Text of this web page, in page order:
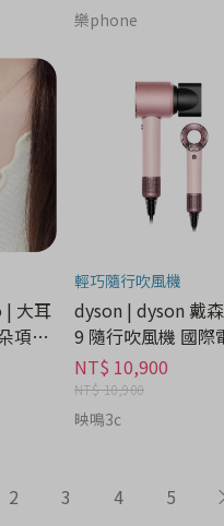
樂phone
大耳
項鍊
輕巧隨行吹風機
dyson | dyson 戴
9 隨行吹風機 國際
家電分期
NT$ 10,900
NT$ 10,900
映鳴3c
2 3 4 5